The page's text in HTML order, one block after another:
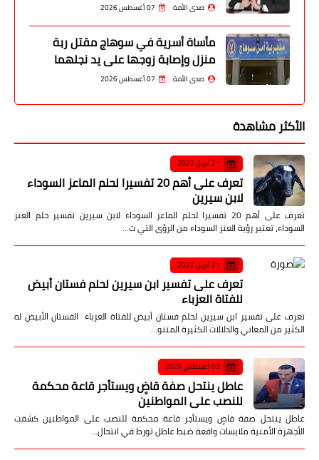
صدى الأمة 07 أغسطس 2026
مأساة أسرية في سوهاج مقتل ربة
منزل وإصابة زوجها على يد نجلهما
صدى الأمة 07 أغسطس 2026
الأكثر مشاهدة
21 أبريل 2022
تعرف على أهم 20 تفسيرا لحلم الماعز السوداء
لابن سيرين
تعرف على أهم 20 تفسيرا لحلم الماعز السوداء لابن سيرين تفسير حلم العنز
السوداء، تعتبر رؤية العنز السوداء من الرؤى التي ت…
21 أبريل 2022
تعرف على تفسير ابن سيرين لحلم فستان أبيض
للفتاة العزباء
تعرف على تفسير ابن سيرين لحلم فستان أبيض للفتاة العزباء الفستان الأبيض له
الكثير من المعاني والدلالات الكثيرة المتنو…
03 أغسطس 2026
عاطل ينتحل صفة قاضٍ ويستأجر قاعة محكمة
للنصب على المواطنين
عاطل ينتحل صفة قاضٍ ويستأجر قاعة محكمة للنصب على المواطنين كشفت
الأجهزة الأمنية ملابسات واقعة ضبط عاطل تورط في انتحال…